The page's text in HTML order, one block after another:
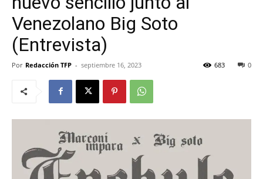
Venezolano Big Soto
(Entrevista)
Por Redacción TFP - septiembre 16, 2023 0
683